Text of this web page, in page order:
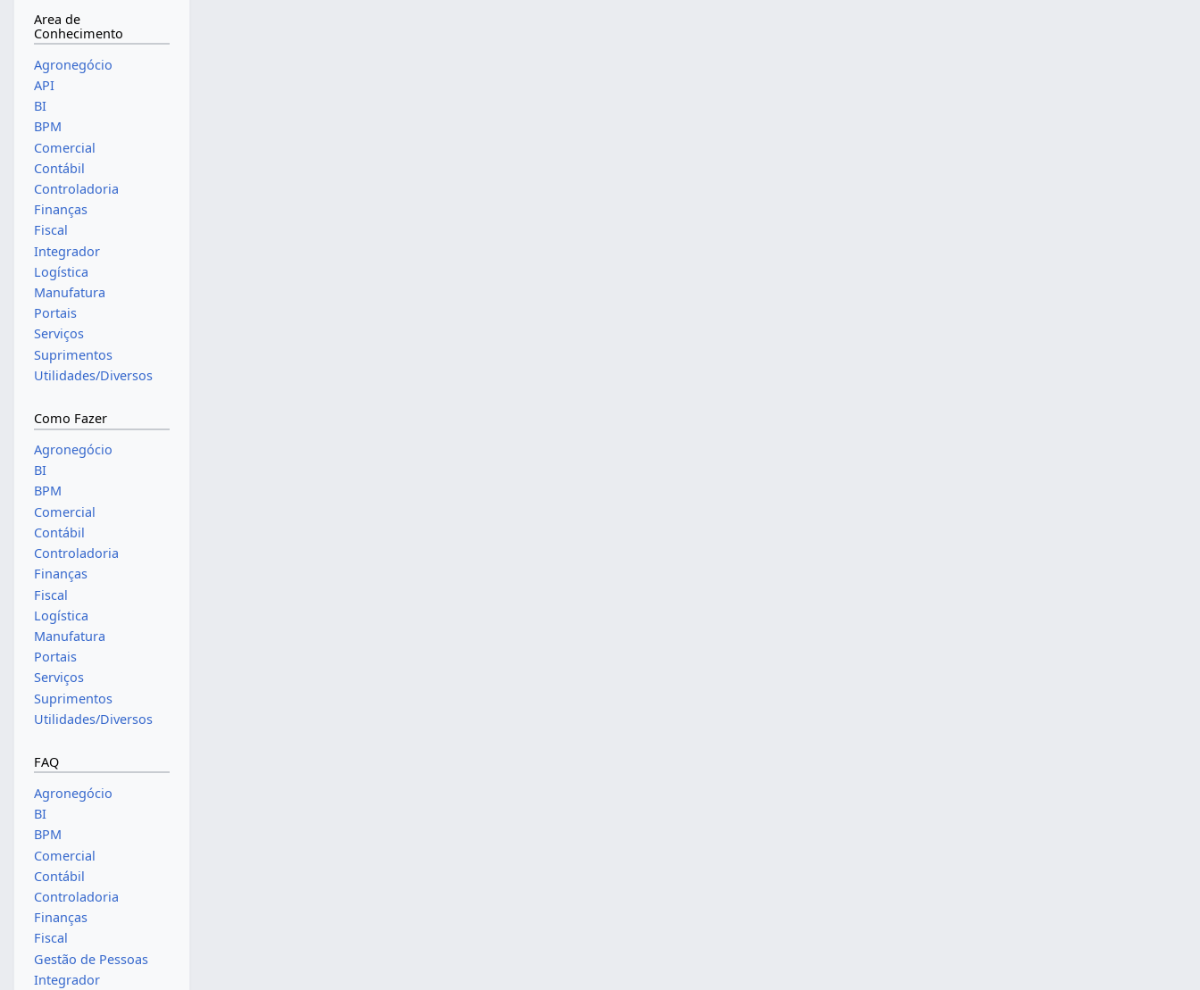
Area de
Conhecimento
Agronegócio
API
BI
BPM
Comercial
Contábil
Controladoria
Finanças
Fiscal
Integrador
Logística
Manufatura
Portais
Serviços
Suprimentos
Utilidades/Diversos
Como Fazer
Agronegócio
BI
BPM
Comercial
Contábil
Controladoria
Finanças
Fiscal
Logística
Manufatura
Portais
Serviços
Suprimentos
Utilidades/Diversos
FAQ
Agronegócio
BI
BPM
Comercial
Contábil
Controladoria
Finanças
Fiscal
Gestão de Pessoas
Integrador